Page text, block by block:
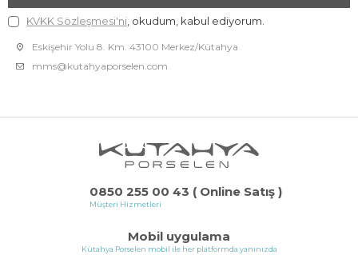
0850 255 00 43 ( Online Satış )
Müşteri Hizmetleri
Mobil uygulama
Kütahya Porselen mobil ile her platformda yanınızda
KVKK Sözleşmesi'ni , okudum, kabul ediyorum.
Eskişehir Yolu 8. Km. 43100 Merkez/Kütahya
mms@kutahyaporselen.com